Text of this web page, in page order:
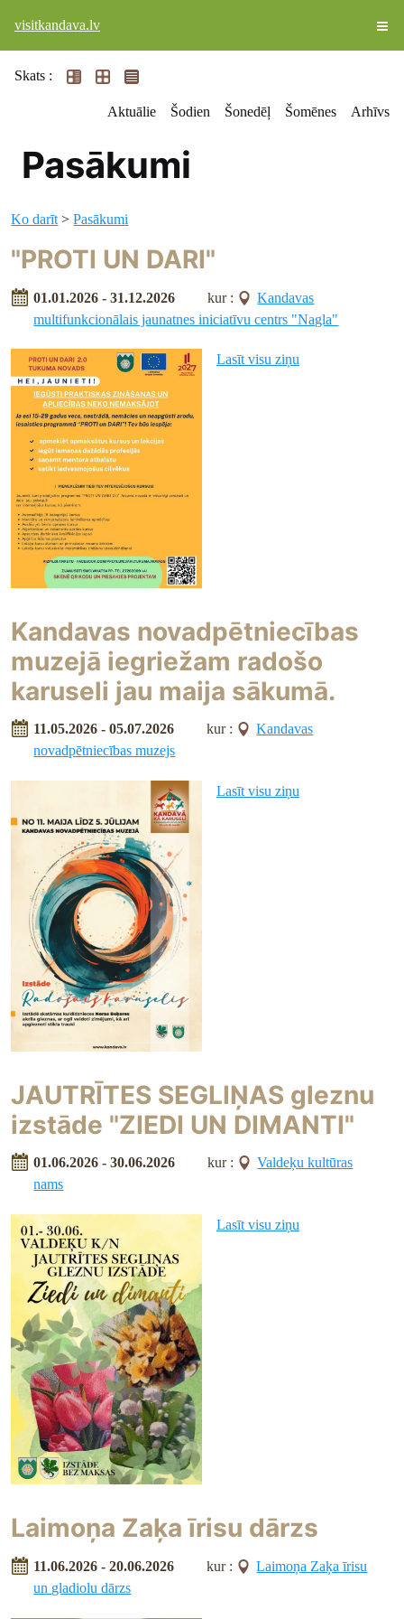
visitkandava.lv
Skats :
Aktuālie Šodien Šonedēļ Šomēnes Arhīvs
Pasākumi
Ko darīt >Pasākumi
"PROTI UN DARI"
01.01.2026 - 31.12.2026 kur :
Kandavas
multifunkcionālais jaunatnes iniciatīvu centrs "Nagla"
Lasīt visu ziņu
Kandavas novadpētniecības
muzejā iegriežam radošo
karuseli jau maija sākumā.
11.05.2026 - 05.07.2026 kur :
Kandavas
novadpētniecības muzejs
Lasīt visu ziņu
JAUTRĪTES SEGLIŅAS gleznu
izstāde "ZIEDI UN DIMANTI"
01.06.2026 - 30.06.2026 kur :
Valdeķu kultūras
nams
Lasīt visu ziņu
Laimoņa Zaķa īrisu dārzs
11.06.2026 - 20.06.2026 kur :
Laimoņa Zaķa īrisu
un gladiolu dārzs